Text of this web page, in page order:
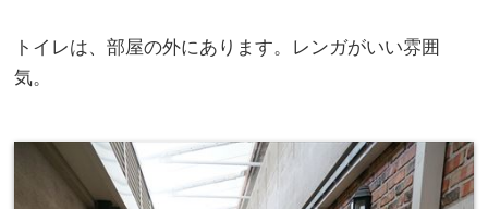
トイレは、部屋の外にあります。レンガがいい雰囲
気。